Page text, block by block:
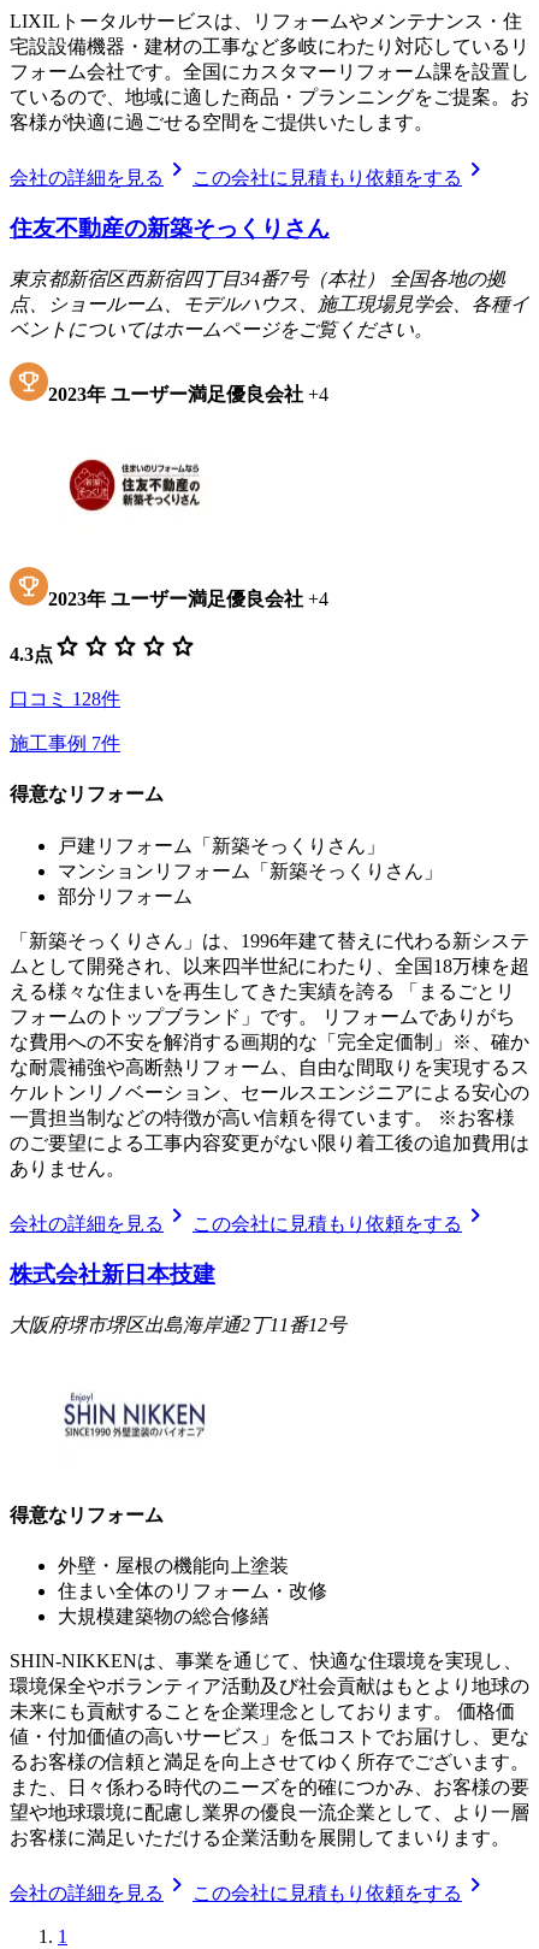
LIXILトータルサービスは、リフォームやメンテナンス・住
宅設設備機器・建材の工事など多岐にわたり対応しているリ
フォーム会社です。全国にカスタマーリフォーム課を設置し
ているので、地域に適した商品・プランニングをご提案。お
客様が快適に過ごせる空間をご提供いたします。
会社の詳細を見る chevron_right この会社に見積もり依頼をする chevron_right
住友不動産の新築そっくりさん
東京都新宿区西新宿四丁目34番7号（本社） 全国各地の拠
点、ショールーム、モデルハウス、施工現場見学会、各種イ
ベントについてはホームページをご覧ください。
2023年 ユーザー満足優良会社 +4
2023年 ユーザー満足優良会社 +4
4.3点 star star star star star
口コミ 128件
施工事例 7件
得意なリフォーム
戸建リフォーム「新築そっくりさん」
マンションリフォーム「新築そっくりさん」
部分リフォーム
「新築そっくりさん」は、1996年建て替えに代わる新システ
ムとして開発され、以来四半世紀にわたり、全国18万棟を超
える様々な住まいを再生してきた実績を誇る 「まるごとリ
フォームのトップブランド」です。 リフォームでありがち
な費用への不安を解消する画期的な「完全定価制」※、確か
な耐震補強や高断熱リフォーム、自由な間取りを実現するス
ケルトンリノベーション、セールスエンジニアによる安心の
一貫担当制などの特徴が高い信頼を得ています。 ※お客様
のご要望による工事内容変更がない限り着工後の追加費用は
ありません。
会社の詳細を見る chevron_right この会社に見積もり依頼をする chevron_right
株式会社新日本技建
大阪府堺市堺区出島海岸通2丁11番12号
得意なリフォーム
外壁・屋根の機能向上塗装
住まい全体のリフォーム・改修
大規模建築物の総合修繕
SHIN-NIKKENは、事業を通じて、快適な住環境を実現し、
環境保全やボランティア活動及び社会貢献はもとより地球の
未来にも貢献することを企業理念としております。 価格価
値・付加価値の高いサービス」を低コストでお届けし、更な
るお客様の信頼と満足を向上させてゆく所存でございます。
また、日々係わる時代のニーズを的確につかみ、お客様の要
望や地球環境に配慮し業界の優良一流企業として、より一層
お客様に満足いただける企業活動を展開してまいります。
会社の詳細を見る chevron_right この会社に見積もり依頼をする chevron_right
1